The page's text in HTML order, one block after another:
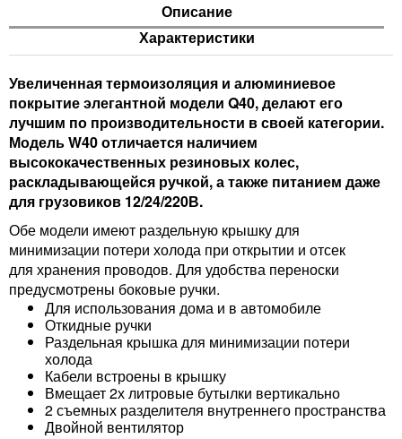
Описание
Характеристики
Увеличенная термоизоляция и алюминиевое
покрытие элегантной модели Q40, делают его
лучшим по производительности в своей категории.
Модель W40 отличается наличием
высококачественных резиновых колес,
раскладывающейся ручкой, а также питанием даже
для грузовиков 12/24/220В.
Обе модели имеют раздельную крышку для
минимизации потери холода при открытии и отсек
для хранения проводов. Для удобства переноски
предусмотрены боковые ручки.
Для использования дома и в автомобиле
Откидные ручки
Раздельная крышка для минимизации потери
холода
Кабели встроены в крышку
Вмещает 2х литровые бутылки вертикально
2 съемных разделителя внутреннего пространства
Двойной вентилятор